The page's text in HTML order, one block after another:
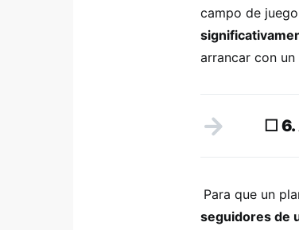
campo de
arrancar con un
☐
Para que un
seguidores de